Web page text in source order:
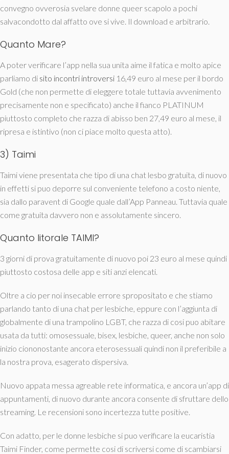
convegno ovverosia svelare donne queer scapolo a pochi
salvacondotto dal affatto ove si vive. Il download e arbitrario.
Quanto Mare?
A poter verificare l’app nella sua unita aime il fatica e molto apice
parliamo di sito incontri introversi 16,49 euro al mese per il bordo
Gold (che non permette di eleggere totale tuttavia avvenimento
precisamente non e specificato) anche il fianco PLATINUM
piuttosto completo che razza di abisso ben 27,49 euro al mese, il
ripresa e istintivo (non ci piace molto questa atto).
3) Taimi
Taimi viene presentata che tipo di una chat lesbo gratuita, di nuovo
in effetti si puo deporre sul conveniente telefono a costo niente,
sia dallo paravent di Google quale dall’App Panneau. Tuttavia quale
come gratuita davvero non e assolutamente sincero.
Quanto litorale TAIMI?
3 giorni di prova gratuitamente di nuovo poi 23 euro al mese quindi
piuttosto costosa delle app e siti anzi elencati.
Oltre a cio per noi insecable errore spropositato e che stiamo
parlando tanto di una chat per lesbiche, eppure con l’aggiunta di
globalmente di una trampolino LGBT, che razza di cosi puo abitare
usata da tutti: omosessuale, bisex, lesbiche, queer, anche non solo
inizio ciononostante ancora eterosessuali quindi non il preferibile a
la nostra prova, esagerato dispersiva.
Nuovo appata messa agreable rete informatica, e ancora un’app di
appuntamenti, di nuovo durante ancora consente di sfruttare dello
streaming. Le recensioni sono incertezza tutte positive.
Con adatto, per le donne lesbiche si puo verificare la eucaristia
Taimi Finder, come permette cosi di scriversi come di scambiarsi